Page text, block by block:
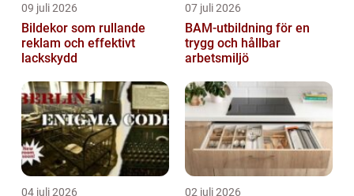
09 juli 2026
Bildekor som rullande
reklam och effektivt
lackskydd
07 juli 2026
BAM-utbildning för en
trygg och hållbar
arbetsmiljö
04 juli 2026 02 juli 2026